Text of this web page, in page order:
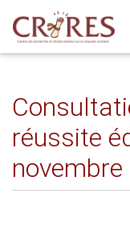
réussite